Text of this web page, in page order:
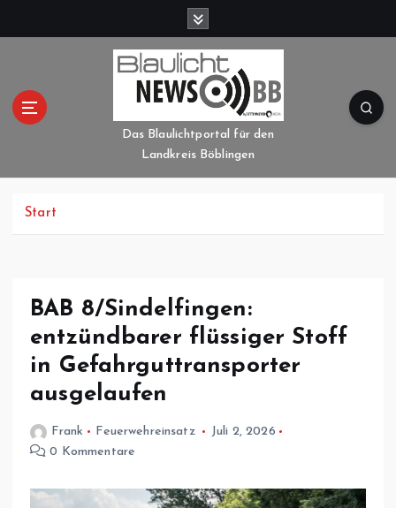
Das Blaulichtportal für den
Landkreis Böblingen
Start
BAB 8/Sindelfingen:
entzündbarer flüssiger Stoff
in Gefahrguttransporter
ausgelaufen
Frank Feuerwehreinsatz
Juli 2, 2026
0 Kommentare